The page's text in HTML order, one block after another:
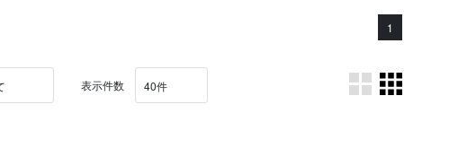
1
表示件数